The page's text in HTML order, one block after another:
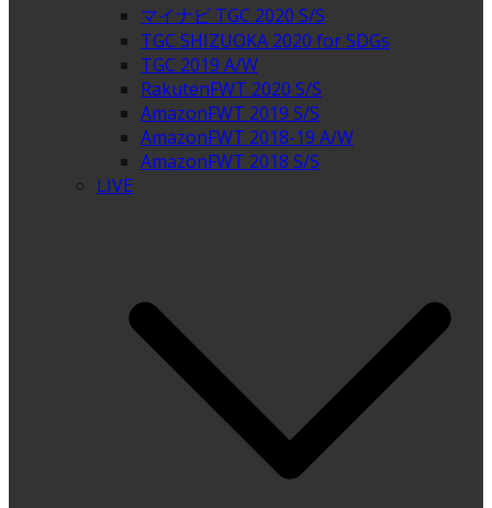
マイナビ TGC 2020 S/S
TGC SHIZUOKA 2020 for SDGs
TGC 2019 A/W
RakutenFWT 2020 S/S
AmazonFWT 2019 S/S
AmazonFWT 2018-19 A/W
AmazonFWT 2018 S/S
LIVE